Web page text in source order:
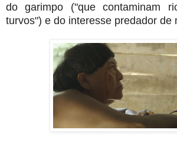
do garimpo ("que contaminam
turvos") e do interesse predador de